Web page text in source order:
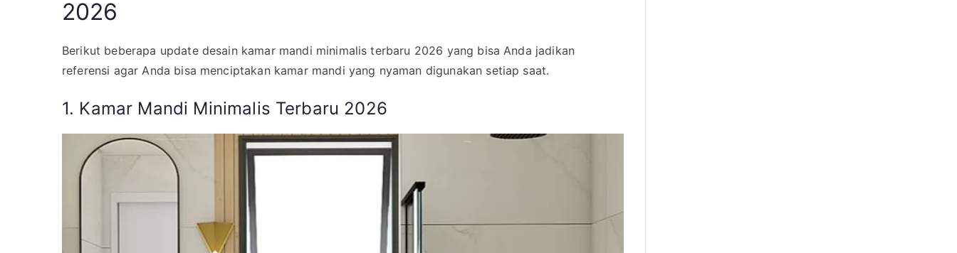
2026
Berikut beberapa update desain kamar mandi minimalis terbaru 2026 yang bisa Anda jadikan
referensi agar Anda bisa menciptakan kamar mandi yang nyaman digunakan setiap saat.
1. Kamar Mandi Minimalis Terbaru 2026